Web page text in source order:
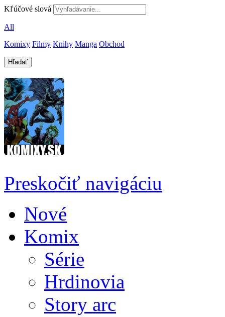
Kľúčové slová
All
Komixy Filmy Knihy Manga Obchod
Preskočiť navigáciu
Nové
Komix
Série
Hrdinovia
Story arc